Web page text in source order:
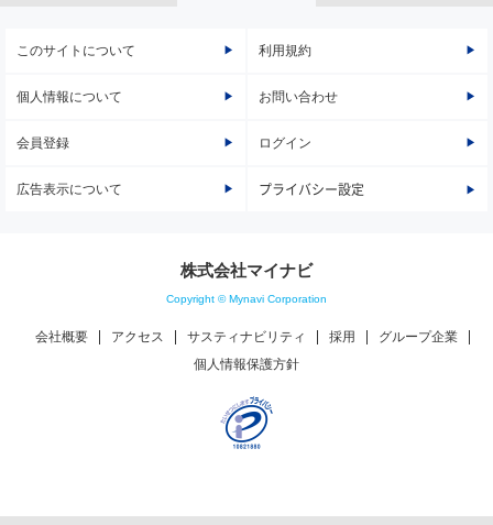
このサイトについて 利用規約
個人情報について お問い合わせ
会員登録 ログイン
広告表示について プライバシー設定
株式会社マイナビ
Copyright © Mynavi Corporation
会社概要 アクセス サスティナビリティ 採用
グループ企業
個人情報保護方針